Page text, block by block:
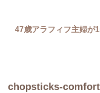
47歳アラフィフ主婦が
chopsticks-